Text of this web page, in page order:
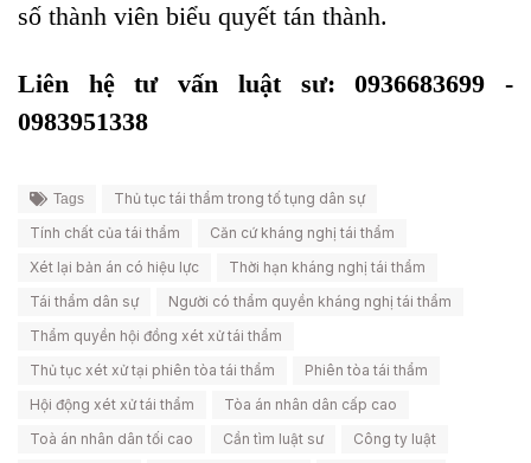
số thành viên biểu quyết tán thành.
Liên hệ tư vấn luật sư: 0936683699 -
0983951338
Tags
Thủ tục tái thẩm trong tố tụng dân sự
Tính chất của tái thẩm
Căn cứ kháng nghị tái thẩm
Xét lại bản án có hiệu lực
Thời hạn kháng nghị tái thẩm
Tái thẩm dân sự
Người có thẩm quyền kháng nghị tái thẩm
Thẩm quyền hội đồng xét xử tái thẩm
Thủ tục xét xử tại phiên tòa tái thẩm
Phiên tòa tái thẩm
Hội động xét xử tái thẩm
Tòa án nhân dân cấp cao
Toà án nhân dân tối cao
Cần tìm luật sư
Công ty luật